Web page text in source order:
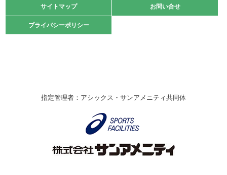
緑ケ丘体育館
2021.10.23
卓球選手権大会ラージボールの部開催☆
伊丹市総合体育大会 バレーボール大会が開催されました
なわとびイベントを開催しました！
サイトマップ お問い合せ
プライバシーポリシー
サイトマップ お問い合せ
プライバシーポリシー
指定管理者：アシックス・サンアメニティ共同体